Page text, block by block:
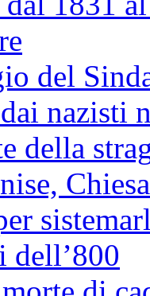
del
nazisti
della
dell’800